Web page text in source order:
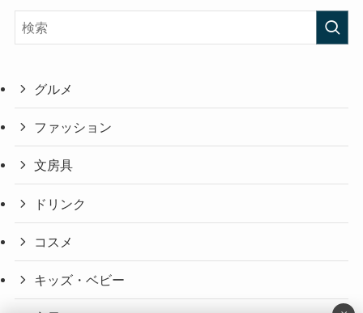
グルメ
ファッション
文房具
ドリンク
コスメ
キッズ・ベビー